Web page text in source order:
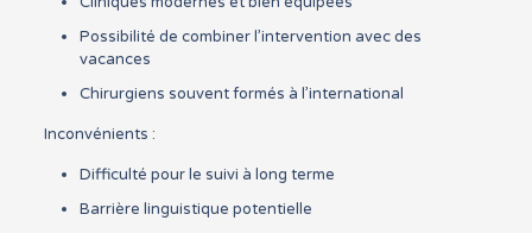
Possibilité de combiner l’intervention avec des
vacances
Chirurgiens souvent formés à l’international
Inconvénients :
Difficulté pour le suivi à long terme
Barrière linguistique potentielle